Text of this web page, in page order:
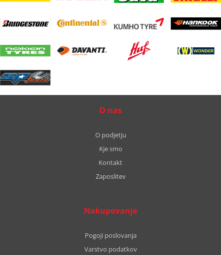
O nas
O podjetju
Kje smo
Kontakt
Zaposlitev
Nakupovanje
Pogoji poslovanja
Varstvo podatkov